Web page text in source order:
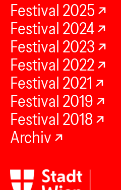
Festival 2025
Festival 2024
Festival 2023
Festival 2022
Festival 2021
Festival 2019
Festival 2018
Archiv